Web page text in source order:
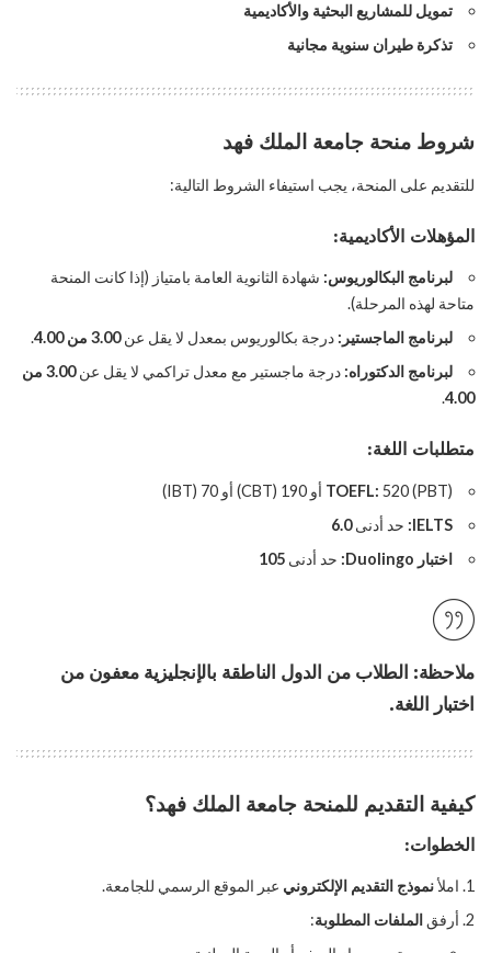
تمويل للمشاريع البحثية والأكاديمية
تذكرة طيران سنوية مجانية
شروط منحة جامعة الملك فهد
للتقديم على المنحة، يجب استيفاء الشروط التالية:
المؤهلات الأكاديمية:
لبرنامج البكالوريوس: شهادة الثانوية العامة بامتياز (إذا كانت المنحة
متاحة لهذه المرحلة).
لبرنامج الماجستير: درجة بكالوريوس بمعدل لا يقل عن3.00 من 4.00
.
لبرنامج الدكتوراه: درجة ماجستير مع معدل تراكمي لا يقل عن
3.00 من
4.00
.
متطلبات اللغة:
TOEFL: 520 (PBT) أو 190 (CBT) أو 70 (IBT)
IELTS: حد أدنى6.0
اختبار Duolingo:
حد أدنى105
ملاحظة: الطلاب من الدول الناطقة بالإنجليزية معفون من
اختبار اللغة.
كيفية التقديم للمنحة جامعة الملك فهد؟
الخطوات:
املأنموذج التقديم الإلكتروني عبر الموقع الرسمي للجامعة.
أرفق الملفات المطلوبة: